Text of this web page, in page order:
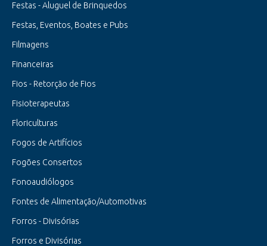
Festas - Aluguel de Brinquedos
Festas, Eventos, Boates e Pubs
Filmagens
Financeiras
Fios - Retorção de Fios
Fisioterapeutas
Floriculturas
Fogos de Artifícios
Fogões Consertos
Fonoaudiólogos
Fontes de Alimentação/Automotivas
Forros - Divisórias
Forros e Divisórias